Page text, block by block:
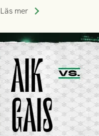
Stockholm . Men trots
lyckades få in 2-0.
Läs mer